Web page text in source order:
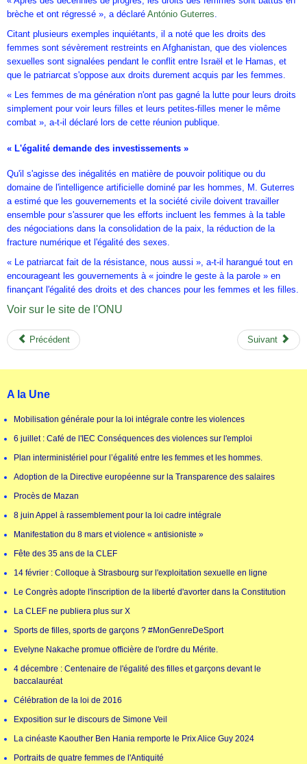
brèche et ont régressé », a déclaré António Guterres.
Citant plusieurs exemples inquiétants, il a noté que les droits des
femmes sont sévèrement restreints en Afghanistan, que des violences
sexuelles sont signalées pendant le conflit entre Israël et le Hamas, et
que le patriarcat s'oppose aux droits durement acquis par les femmes.
« Les femmes de ma génération n'ont pas gagné la lutte pour leurs droits
simplement pour voir leurs filles et leurs petites-filles mener le même
combat », a-t-il déclaré lors de cette réunion publique.
« L'égalité demande des investissements »
Qu'il s'agisse des inégalités en matière de pouvoir politique ou du
domaine de l'intelligence artificielle dominé par les hommes, M. Guterres
a estimé que les gouvernements et la société civile doivent travailler
ensemble pour s'assurer que les efforts incluent les femmes à la table
des négociations dans la consolidation de la paix, la réduction de la
fracture numérique et l'égalité des sexes.
« Le patriarcat fait de la résistance, nous aussi », a-t-il harangué tout en
encourageant les gouvernements à « joindre le geste à la parole » en
finançant l'égalité des droits et des chances pour les femmes et les filles.
Voir sur le site de l'ONU
Précédent Suivant
A la Une
Mobilisation générale pour la loi intégrale contre les violences
6 juillet : Café de l'IEC Conséquences des violences sur l'emploi
Plan interministériel pour l’égalité entre les femmes et les hommes.
Adoption de la Directive européenne sur la Transparence des salaires
Procès de Mazan
8 juin Appel à rassemblement pour la loi cadre intégrale
Manifestation du 8 mars et violence « antisioniste »
Fête des 35 ans de la CLEF
14 février : Colloque à Strasbourg sur l'exploitation sexuelle en ligne
Le Congrès adopte l'inscription de la liberté d'avorter dans la Constitution
La CLEF ne publiera plus sur X
Sports de filles, sports de garçons ? #MonGenreDeSport
Evelyne Nakache promue officière de l'ordre du Mérite.
4 décembre : Centenaire de l'égalité des filles et garçons devant le
baccalauréat
Célébration de la loi de 2016
Exposition sur le discours de Simone Veil
La cinéaste Kaouther Ben Hania remporte le Prix Alice Guy 2024
Portraits de quatre femmes de l'Antiquité